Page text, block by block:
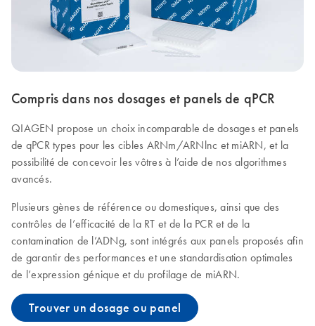
Compris dans nos dosages et panels de qPCR
QIAGEN propose un choix incomparable de dosages et panels
de qPCR types pour les cibles ARNm/ARNlnc et miARN, et la
possibilité de concevoir les vôtres à l’aide de nos algorithmes
avancés.
Plusieurs gènes de référence ou domestiques, ainsi que des
contrôles de l’efficacité de la RT et de la PCR et de la
contamination de l’ADNg, sont intégrés aux panels proposés afin
de garantir des performances et une standardisation optimales
de l’expression génique et du profilage de miARN.
Trouver un dosage ou panel